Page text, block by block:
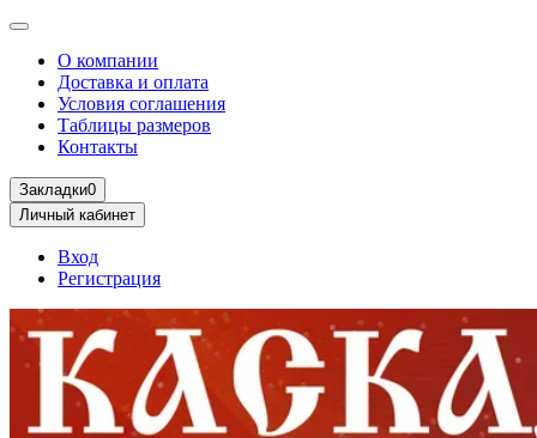
О компании
Доставка и оплата
Условия соглашения
Таблицы размеров
Контакты
Закладки0
Личный кабинет
Вход
Регистрация